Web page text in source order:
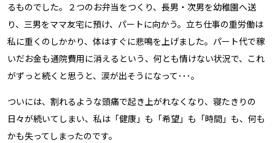
るものでした。２つのお弁当をつくり、長男・次男を幼稚園へ送
り、三男をママ友宅に預け、パートに向かう。立ち仕事の重労働は
私に重くのしかかり、体はすぐに悲鳴を上げました。パート代で稼
いだお金も通院費用に消えるという、何とも情けない状況で、これ
がずっと続くと思うと、涙が出そうになって･･･。
ついには、割れるような頭痛で起き上がれなくなり、寝たきりの
日々が続いてしまい、私は「健康」も「希望」も「時間」も、何も
かも失ってしまったのです。